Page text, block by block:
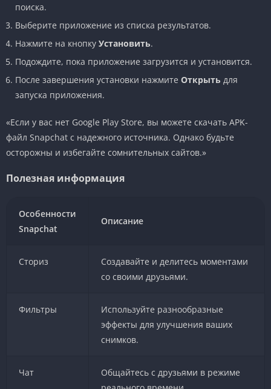
поиска.
Выберите приложение из списка результатов.
Нажмите на кнопку Установить.
Подождите, пока приложение загрузится и установится.
После завершения установки нажмите Открыть для
запуска приложения.
«Если у вас нет Google Play Store, вы можете скачать APK-
файл Snapchat с надежного источника. Однако будьте
осторожны и избегайте сомнительных сайтов.»
Полезная информация
Особенности
Snapchat
Описание
Сториз
Создавайте и делитесь моментами
со своими друзьями.
Фильтры
Используйте разнообразные
эффекты для улучшения ваших
снимков.
Чат
Общайтесь с друзьями в режиме